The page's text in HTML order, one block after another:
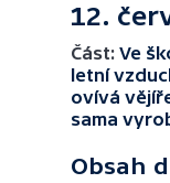
12.
Část: Ve
letní
ovívá
sama
Obsah